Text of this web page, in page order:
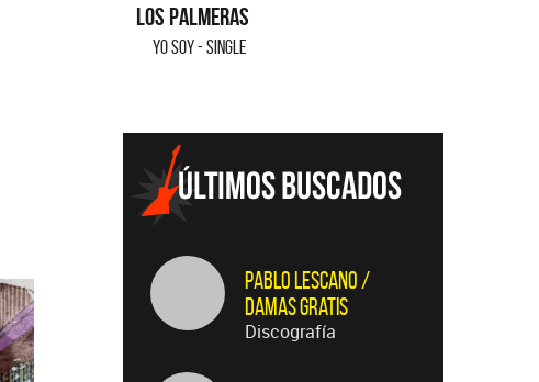
Los Palmeras
YO SOY - SINGLE
Pablo Lescano /
Damas Gratis
Discografía